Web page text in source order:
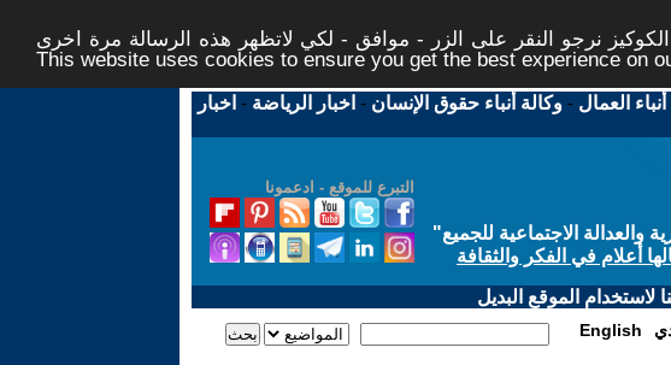
نرجو النقر على الزر - موافق - لكي لاتظهر هذه الرسالة مرة اخرى -
This website uses cookies to ensure you get the best experience on
العمال -وكالة أنباء حقوق الإنسان - اخبار الرياضة - اخبار
التبرع للموقع - ادعمونا
الاجتماعية للجميع"
أعلام في الفكر والثقافة
لاستخدام الموقع البديل
English